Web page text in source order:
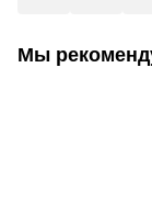
Мы